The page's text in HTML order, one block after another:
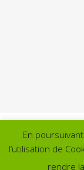
En
l’utilisation de
rendre